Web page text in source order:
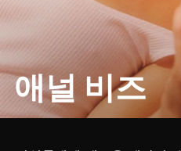
애널 비즈